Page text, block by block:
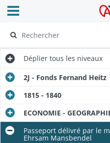
Archives
Ouvrir le menu déroulant
Déplier tous les niveaux
2J - Fonds Fernand Heitz
1815 - 1840
ECONOMIE -
Passeport délivré par le
Ehrsam Mansbendel